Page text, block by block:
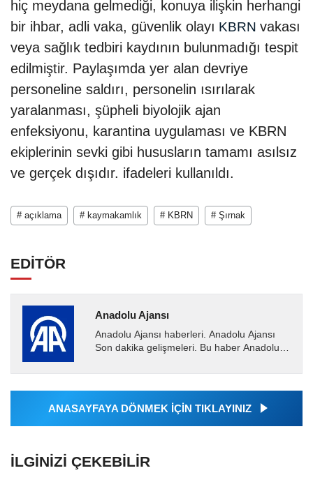
hiç meydana gelmediği, konuya ilişkin herhangi
bir ihbar, adli vaka, güvenlik olayı KBRN vakası
veya sağlık tedbiri kaydının bulunmadığı tespit
edilmiştir. Paylaşımda yer alan devriye
personeline saldırı, personelin ısırılarak
yaralanması, şüpheli biyolojik ajan
enfeksiyonu, karantina uygulaması ve KBRN
ekiplerinin sevki gibi hususların tamamı asılsız
ve gerçek dışıdır. ifadeleri kullanıldı.
# açıklama # kaymakamlık # KBRN # Şırnak
EDİTÖR
Anadolu Ajansı
Anadolu Ajansı haberleri. Anadolu Ajansı
Son dakika gelişmeleri. Bu haber Anadolu
Ajansı tarafından...
ANASAYFAYA DÖNMEK İÇİN TIKLAYINIZ
İLGINIZI ÇEKEBILIR